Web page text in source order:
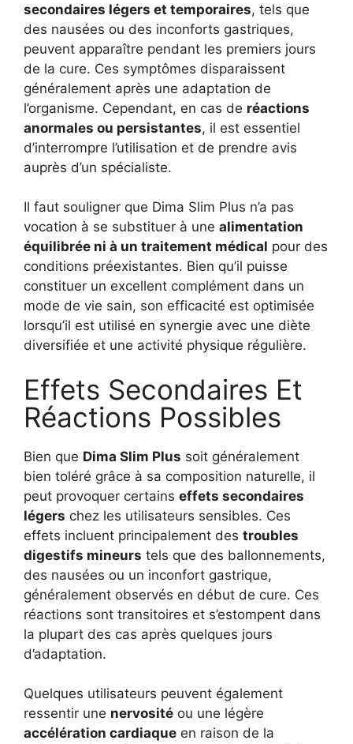
secondaires légers et temporaires, tels que
des nausées ou des inconforts gastriques,
peuvent apparaître pendant les premiers jours
de la cure. Ces symptômes disparaissent
généralement après une adaptation de
l’organisme. Cependant, en cas de réactions
anormales ou persistantes, il est essentiel
d’interrompre l’utilisation et de prendre avis
auprès d’un spécialiste.
Il faut souligner que Dima Slim Plus n’a pas
vocation à se substituer à une alimentation
équilibrée ni à un traitement médical pour des
conditions préexistantes. Bien qu’il puisse
constituer un excellent complément dans un
mode de vie sain, son efficacité est optimisée
lorsqu’il est utilisé en synergie avec une diète
diversifiée et une activité physique régulière.
Effets Secondaires Et
Réactions Possibles
Bien que Dima Slim Plus soit généralement
bien toléré grâce à sa composition naturelle, il
peut provoquer certains effets secondaires
légers chez les utilisateurs sensibles. Ces
effets incluent principalement des troubles
digestifs mineurs tels que des ballonnements,
des nausées ou un inconfort gastrique,
généralement observés en début de cure. Ces
réactions sont transitoires et s’estompent dans
la plupart des cas après quelques jours
d’adaptation.
Quelques utilisateurs peuvent également
ressentir une nervosité ou une légère
accélération cardiaque en raison de la